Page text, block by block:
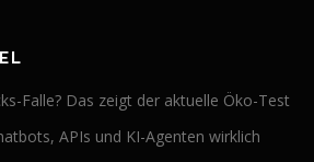
Falle? Das zeigt der aktuelle Öko-Test
APIs und KI-Agenten wirklich